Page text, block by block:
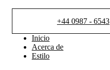
+44 0987 - 6543
Inicio
Acerca de
Estilo